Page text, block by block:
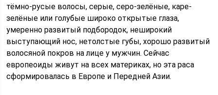
тёмно-русые волосы, серые, серо-зелёные, каре-
зелёные или голубые широко открытые глаза,
умеренно развитый подбородок, неширокий
выступающий нос, нетолстые губы, хорошо развитый
волосяной покров на лице у мужчин. Сейчас
европеоиды живут на всех материках, но эта раса
сформировалась в Европе и Передней Азии.